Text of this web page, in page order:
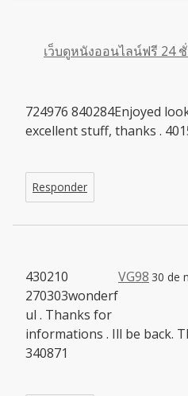
เว็บดูหนังออนไลน์ฟรี 24
724976 840284Enjoyed
excellent stuff, thanks .
Responder
VG98 30 de
430210
270303wonderf
ul . Thanks for
informations . Ill be back.
340871